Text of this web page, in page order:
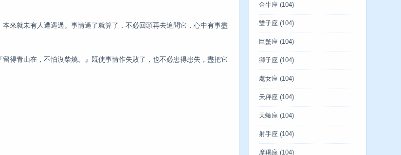
來就未有人遭遇過。事情過了就算了，不必回頭再去追問它，心中有事盡
得青山在，不怕沒柴燒。』既使事情作失敗了，也不必患得患失，盡把它
金牛座 (104)
雙子座 (104)
巨蟹座 (104)
獅子座 (104)
處女座 (104)
天秤座 (104)
天蠍座 (104)
射手座 (104)
摩羯座 (104)